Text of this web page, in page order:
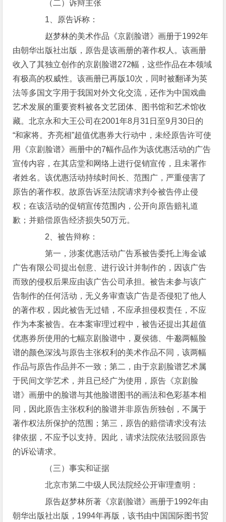
（二）诉辩主张
1、原告诉称：
赵梦林的美术作品《京剧脸谱》画册于1992年
由朝华出版社出版，原告是该画册的著作权人。该画册
收入了其独立创作的京剧脸谱272幅，这些作品在本领域
有极高的权威性。该画册已再版10次，同时被翻译为英
法等多国文字用于我国对外文化交流，还作为中国戏曲
艺术发展的重要资料被各文艺团体、图书馆和艺术馆收
藏。北京永和大王公司在2001年8月31日至9月30日的
“和家将。齐亮相”超值优惠券大行动中，未经原告许可使
用《京剧脸谱》画册中的7幅作品作为该优惠活动的广告
宣传内容，在其店堂和网络上进行促销宣传，且未署作
者姓名。该优惠活动持续时间长、范围广，严重侵害了
原告的著作权。故原告诉至法院请求判令被告停止侵
权；在该活动的促销宣传范围内，公开向原告赔礼道
歉；并赔偿原告经济损失50万元。
2、被告辩称：
第一，涉案优惠活动广告系被告委托上海金诚
广告有限公司提出创意、进行设计并制作的，因该广告
而致的侵权后果应由该广告公司承担。被告未参与该广
告制作的任何活动，无义务审查该广告是否侵犯了他人
的著作权，因此被告无过错，不应承担侵权责任，不应
作为本案被告。在本案审理过程中，被告还提出其超值
优惠券所使用的七幅京剧脸谱中，夏侯德、牛邈两幅脸
谱的颜色深浅与原告主张权利的美术作品不同，该两幅
作品与原告作品并不一致；第二，由于京剧脸谱艺术属
于民间文学艺术，并且已经广为使用，原告《京剧脸
谱》画册中的脸谱与其他脸谱图书的画法和色彩基本相
同，因此原告主张权利的脸谱并非原告所独创，不属于
著作权法所保护的范围；第三，原告的赔偿请求没有法
律依据，不应予以支持。因此，请求法院依法驳回原告
的诉讼请求。
（三）事实和证据
北京市第二中级人民法院经公开审理查明：
原告赵梦林所著《京剧脸谱》画册于1992年由
朝华出版社出版，1994年再版，该书由中国国际图书贸